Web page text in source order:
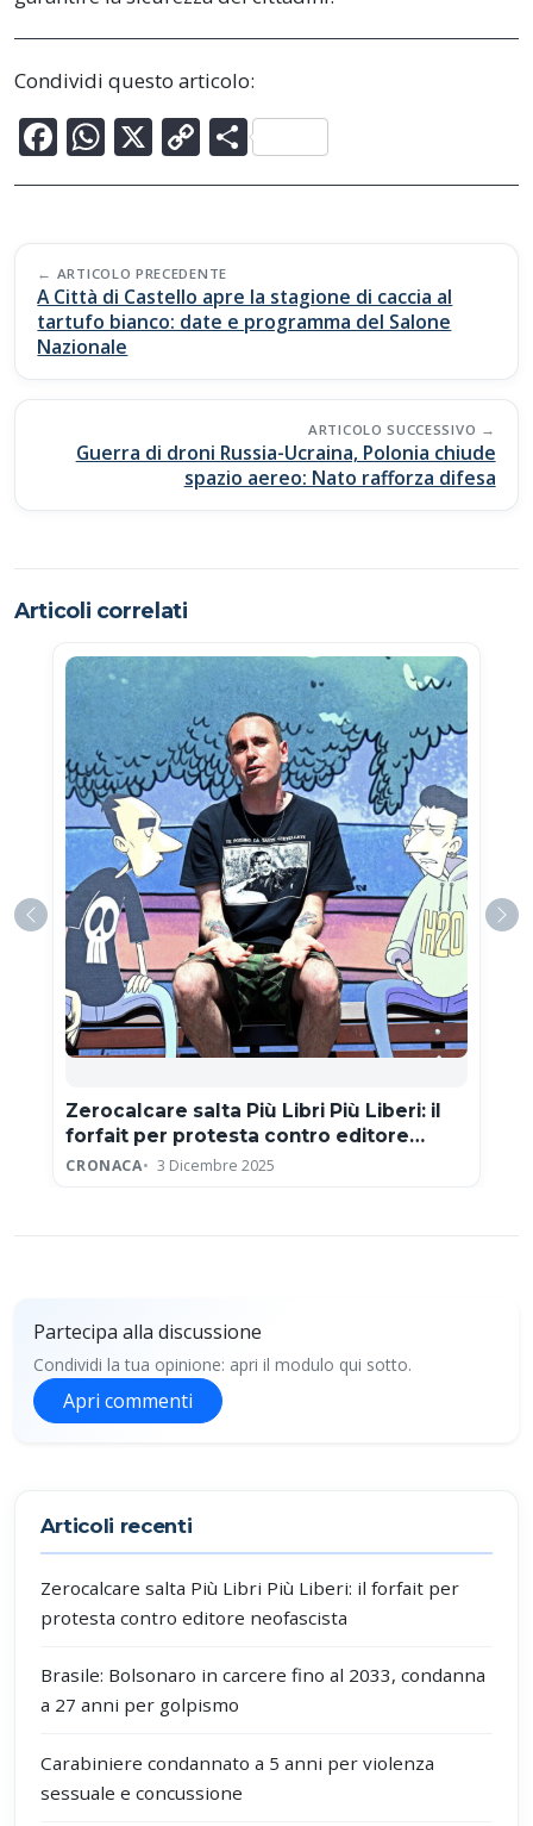
Condividi questo articolo:
F
ac
b
o
o
k
W
h
s
A
p
p
X C
o
y
Li
n
k
C
o
di
vi
di
Post
navigation
ARTICOLO PRECEDENTE
A Città di Castello apre la stagione di caccia al
tartufo bianco: date e programma del Salone
Nazionale
ARTICOLO SUCCESSIVO
Guerra di droni Russia-Ucraina, Polonia chiude
spazio aereo: Nato rafforza difesa
Articoli correlati
Zerocalcare salta Più Libri Più Liberi: il
forfait per protesta contro editore
neofascista
CRONACA 3 Dicembre 2025
Partecipa alla discussione
Condividi la tua opinione: apri il modulo qui sotto.
Apri commenti
Articoli recenti
Zerocalcare salta Più Libri Più Liberi: il forfait per
protesta contro editore neofascista
Brasile: Bolsonaro in carcere fino al 2033, condanna
a 27 anni per golpismo
Carabiniere condannato a 5 anni per violenza
sessuale e concussione